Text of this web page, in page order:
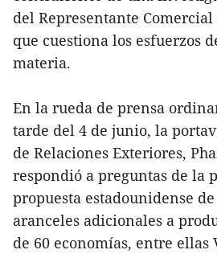
del Representante Comercial
que cuestiona los esfuerzos
materia.
En la rueda de prensa
tarde del 4 de junio, la
de Relaciones Exteriores,
respondió a preguntas de la
propuesta estadounidense
aranceles adicionales a
de 60 economías, entre ellas